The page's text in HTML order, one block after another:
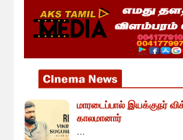
மாரடைப்பால் இயக்குநர்
காலமானார்
...